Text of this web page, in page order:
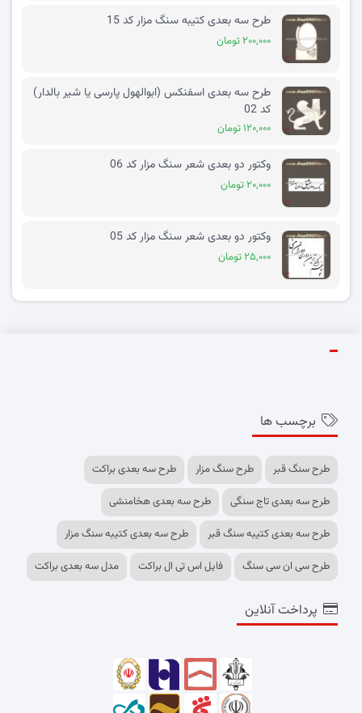
طرح سه بعدی کتیبه سنگ مزار کد 15
۲۰۰,۰۰۰ تومان
طرح سه بعدی اسفنکس (ابوالهول پارسی یا شیر بالدار)
کد 02
۱۲۰,۰۰۰ تومان
وکتور دو بعدی شعر سنگ مزار کد 06
۲۰,۰۰۰ تومان
وکتور دو بعدی شعر سنگ مزار کد 05
۲۵,۰۰۰ تومان
برچسب ها
طرح سنگ قبر طرح سنگ مزار
طرح سه بعدی براکت
طرح سه بعدی تاج سنگی
طرح سه بعدی هخامنشی
طرح سه بعدی کتیبه سنگ قبر
طرح سه بعدی کتیبه سنگ مزار
طرح سی ان سی سنگ
فایل اس تی ال براکت مدل سه بعدی براکت
پرداخت آنلاین